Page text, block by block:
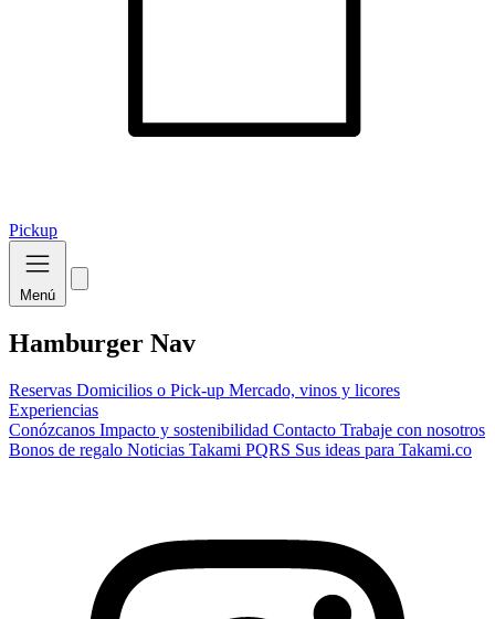
Pickup
Menú
Hamburger Nav
Reservas Domicilios o Pick-up Mercado, vinos y licores
Experiencias
Conózcanos Impacto y sostenibilidad Contacto Trabaje con nosotros
Bonos de regalo Noticias Takami PQRS Sus ideas para Takami.co